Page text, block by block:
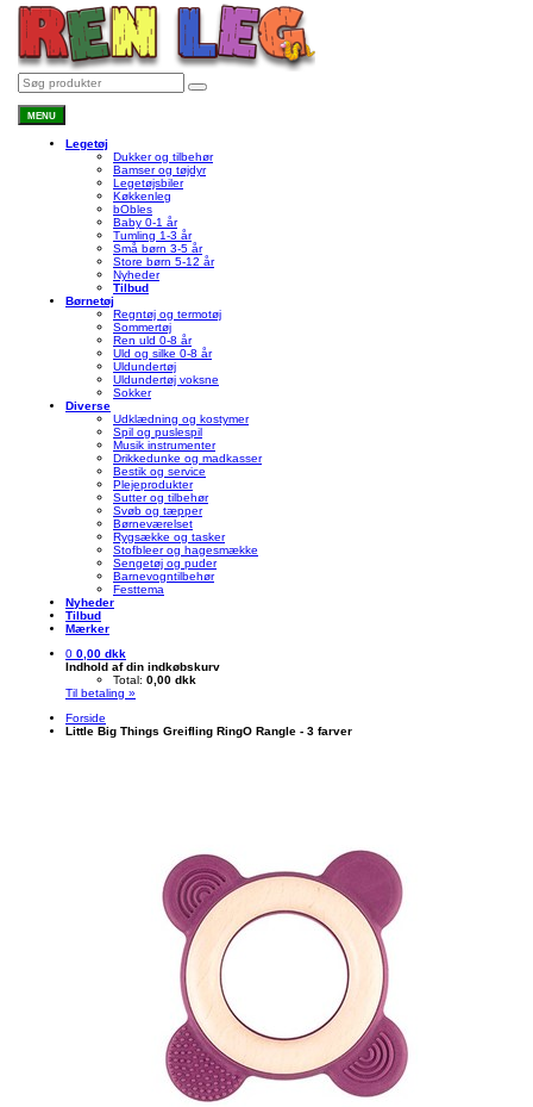
MENU
Legetøj
Dukker og tilbehør
Bamser og tøjdyr
Legetøjsbiler
Køkkenleg
bObles
Baby 0-1 år
Tumling 1-3 år
Små børn 3-5 år
Store børn 5-12 år
Nyheder
Tilbud
Børnetøj
Regntøj og termotøj
Sommertøj
Ren uld 0-8 år
Uld og silke 0-8 år
Uldundertøj
Uldundertøj voksne
Sokker
Diverse
Udklædning og kostymer
Spil og puslespil
Musik instrumenter
Drikkedunke og madkasser
Bestik og service
Plejeprodukter
Sutter og tilbehør
Svøb og tæpper
Børneværelset
Rygsække og tasker
Stofbleer og hagesmække
Sengetøj og puder
Barnevogntilbehør
Festtema
Nyheder
Tilbud
Mærker
0 0,00 dkk
Indhold af din indkøbskurv
Total: 0,00 dkk
Til betaling »
Forside
Little Big Things Greifling RingO Rangle - 3 farver